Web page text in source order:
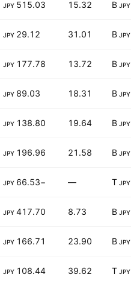
JPY
15.32
515.03
JPY
JPY
31.01
29.12
JPY
JPY
13.72
177.78
JPY
JPY
18.31
89.03
JPY
JPY
19.64
138.80
JPY
JPY
21.58
196.96
JPY
JPY
—
−66.53
JPY
JPY
8.73
417.70
JPY
JPY
23.90
166.71
JPY
JPY
39.62
108.44
JPY